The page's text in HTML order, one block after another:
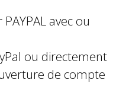
avec ou
ou directement
de compte